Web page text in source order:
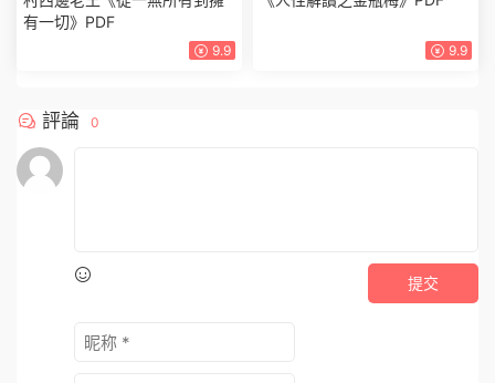
電子書
村西邊老王《從一無所有到擁